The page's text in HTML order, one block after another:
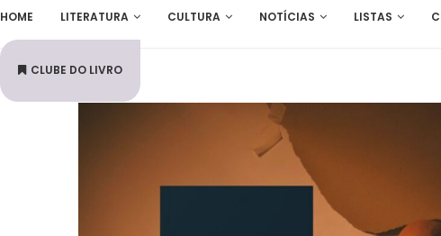
HOME LITERATURA CULTURA NOTÍCIAS LISTAS
CLUBE DO LIVRO